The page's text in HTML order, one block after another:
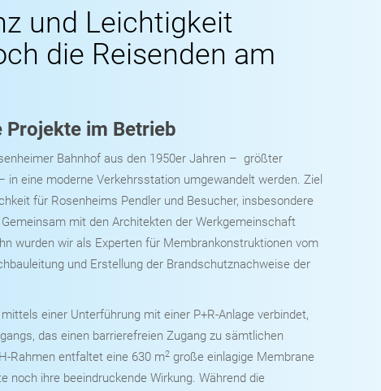
und Leichtigkeit
die Reisenden am
Projekte im Betrieb
Bahnhof aus den 1950er Jahren – größter
eine moderne Verkehrsstation umgewandelt werden. Ziel
für Rosenheims Pendler und Besucher, insbesondere
mit den Architekten der Werkgemeinschaft
wurden wir als Experten für Membrankonstruktionen vom
und Erstellung der Brandschutznachweise der
einer Unterführung mit einer P+R-Anlage verbindet,
das einen barrierefreien Zugang zu sämtlichen
Rahmen entfaltet eine 630 m2 große einlagige Membrane
ihre beeindruckende Wirkung. Während die